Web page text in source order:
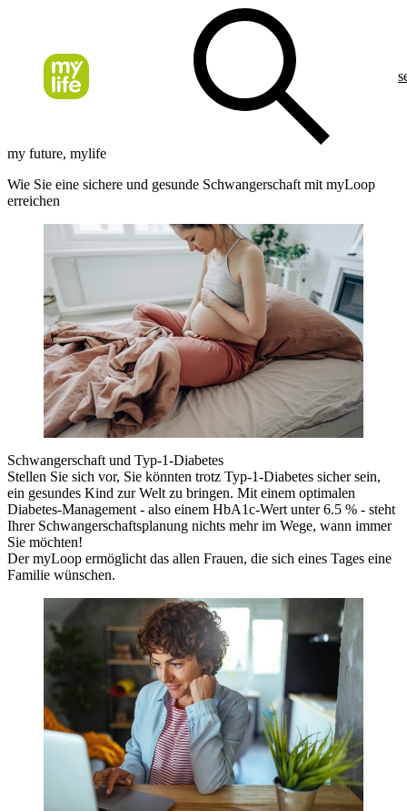
my future, mylife
Wie Sie eine sichere und gesunde Schwangerschaft mit myLoop
erreichen
Schwangerschaft und Typ-1-Diabetes
Stellen Sie sich vor, Sie könnten trotz Typ-1-Diabetes sicher sein,
ein gesundes Kind zur Welt zu bringen. Mit einem optimalen
Diabetes-Management - also einem HbA1c-Wert unter 6.5 % - steht
Ihrer Schwangerschaftsplanung nichts mehr im Wege, wann immer
Sie möchten!
Der myLoop ermöglicht das allen Frauen, die sich eines Tages eine
Familie wünschen.